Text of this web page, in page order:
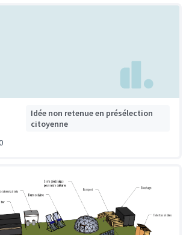
Idée non retenue en présélection
citoyenne